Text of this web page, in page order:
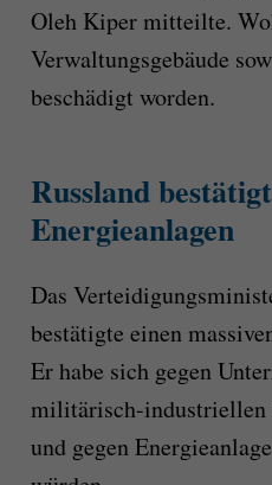
Oleh Kiper mitteilte.
Verwaltungsgebäude
beschädigt worden.
Russland
Energieanlagen
Das
bestätigte einen
Er habe sich gegen
militärisch-industriellen
und gegen